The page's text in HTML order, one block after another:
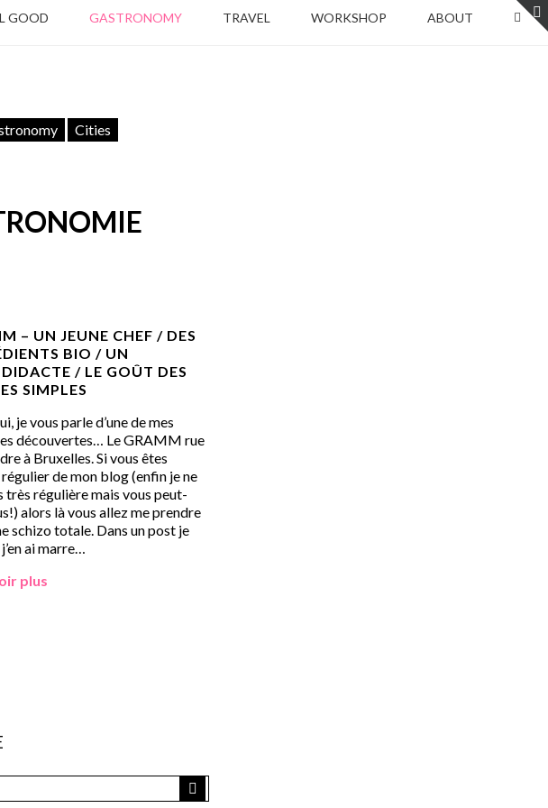
GOOD GASTRONOMY TRAVEL WORKSHOP ABOUT
Cities
– UN JEUNE CHEF / DES
BIO / UN
/ LE GOÛT DES
SIMPLES
je vous parle d’une de mes
découvertes… Le GRAMM rue
à Bruxelles. Si vous êtes
de mon blog (enfin je ne
très régulière mais vous peut-
alors là vous allez me prendre
schizo totale. Dans un post je
ai marre…
plus